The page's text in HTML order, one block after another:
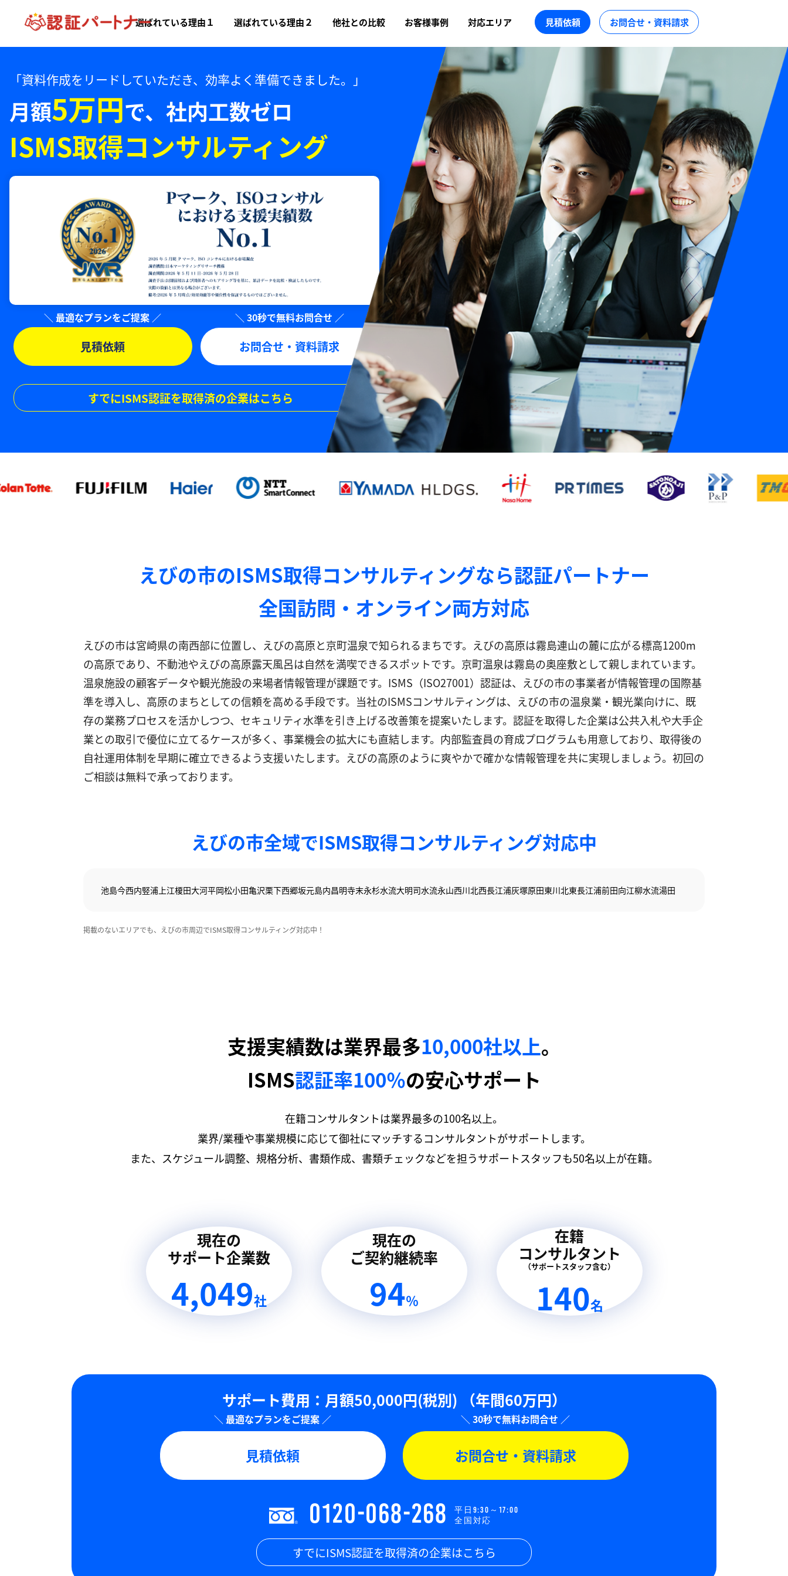
選ばれている理由１ 選ばれている理由２ 他社との比較 お客様事例 対応エリア 見積依頼 お問合せ・資料請求
「資料作成をリードしていただき、効率よく準備できました。」
月額5万円で、社内工数ゼロ
ISMS取得コンサルティング
見積依頼 お問合せ・資料請求
すでにISMS認証を取得済の企業はこちら
えびの市のISMS取得コンサルティングなら認証パートナー
全国訪問・オンライン両方対応
えびの市は宮崎県の南西部に位置し、えびの高原と京町温泉で知られるまちです。えびの高原は霧島連山の麓に広がる標高1200m
の高原であり、不動池やえびの高原露天風呂は自然を満喫できるスポットです。京町温泉は霧島の奥座敷として親しまれています。
温泉施設の顧客データや観光施設の来場者情報管理が課題です。ISMS（ISO27001）認証は、えびの市の事業者が情報管理の国際基
準を導入し、高原のまちとしての信頼を高める手段です。当社のISMSコンサルティングは、えびの市の温泉業・観光業向けに、既
存の業務プロセスを活かしつつ、セキュリティ水準を引き上げる改善策を提案いたします。認証を取得した企業は公共入札や大手企
業との取引で優位に立てるケースが多く、事業機会の拡大にも直結します。内部監査員の育成プログラムも用意しており、取得後の
自社運用体制を早期に確立できるよう支援いたします。えびの高原のように爽やかで確かな情報管理を共に実現しましょう。初回の
ご相談は無料で承っております。
えびの市全域でISMS取得コンサルティング対応中
池島今西内竪浦 上江榎田大河平岡松小田亀沢栗下西郷坂元島内昌明寺末永杉水流大明司水流永山西川北西長江浦灰塚原田東川北東長江浦前田向江柳水流湯田
掲載のないエリアでも、えびの市周辺でISMS取得コンサルティング対応中！
支援実績数は業界最多10,000社以上。
ISMS認証率100％の安心サポート
在籍コンサルタントは業界最多の100名以上。
業界/業種や事業規模に応じて御社にマッチするコンサルタントがサポートします。
また、スケジュール調整、規格分析、書類作成、書類チェックなどを担うサポートスタッフも50名以上が在籍。
現在の
サポート企業数
4,049社
現在の
ご契約継続率
94％
在籍
コンサルタント
（サポートスタッフ含む）
140名
サポート費用：⽉額50,000円(税別) （年間60万円）
見積依頼 お問合せ・資料請求
0120-068-268
平日9:30～17:00
全国対応
すでにISMS認証を取得済の企業はこちら